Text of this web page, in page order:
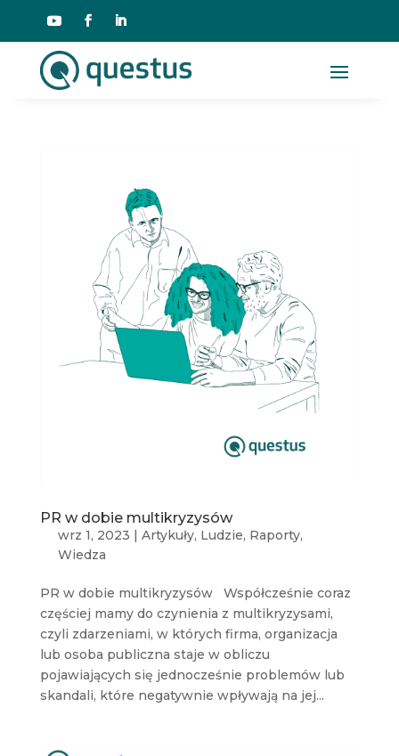
PR w dobie multikryzysów
wrz 1, 2023 Artykuły, Ludzie, Raporty,
Wiedza
PR w dobie multikryzysów Współcześnie coraz
częściej mamy do czynienia z multikryzysami,
czyli zdarzeniami, w których firma, organizacja
lub osoba publiczna staje w obliczu
pojawiających się jednocześnie problemów lub
skandali, które negatywnie wpływają na jej...